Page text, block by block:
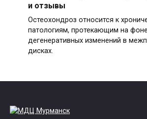
и отзывы
Остеохондроз относится к
патологиям, протекающим на фоне
дегенеративных изменений в
дисках.